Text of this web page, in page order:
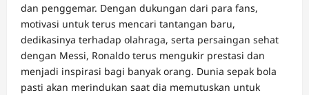
dan penggemar. Dengan dukungan dari para fans,
motivasi untuk terus mencari tantangan baru,
dedikasinya terhadap olahraga, serta persaingan sehat
dengan Messi, Ronaldo terus mengukir prestasi dan
menjadi inspirasi bagi banyak orang. Dunia sepak bola
pasti akan merindukan saat dia memutuskan untuk